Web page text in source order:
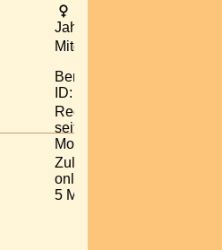
Jahre alt
Mitglied
Benutzer-
ID: 37994
Registriert:
seit 5
Monaten
Zuletzt
online: vor
5 Monaten